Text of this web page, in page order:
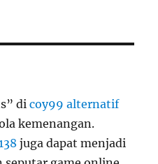
dicoy99 alternatif
kemenangan.
juga dapat menjadi